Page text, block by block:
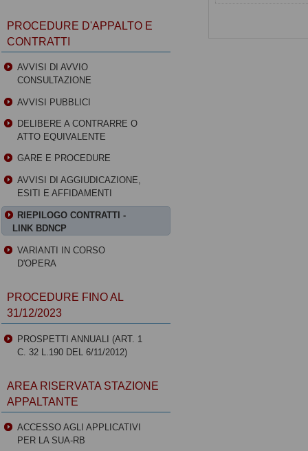
PROCEDURE D'APPALTO E
CONTRATTI
AVVISI DI AVVIO
CONSULTAZIONE
AVVISI PUBBLICI
DELIBERE A CONTRARRE O
ATTO EQUIVALENTE
GARE E PROCEDURE
AVVISI DI AGGIUDICAZIONE,
ESITI E AFFIDAMENTI
RIEPILOGO CONTRATTI -
LINK BDNCP
VARIANTI IN CORSO
D'OPERA
PROCEDURE FINO AL
31/12/2023
PROSPETTI ANNUALI (ART. 1
C. 32 L.190 DEL 6/11/2012)
AREA RISERVATA STAZIONE
APPALTANTE
ACCESSO AGLI APPLICATIVI
PER LA SUA-RB